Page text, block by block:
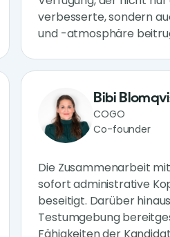
verbesserte, sondern
und -atmosphäre
Bibi
COGO
Co-founder
Die Zusammenarbeit
sofort administrative
beseitigt. Darüber
Testumgebung
Fähigkeiten der